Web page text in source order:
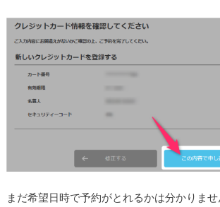
まだ希望日時で予約がとれるかは分かりま